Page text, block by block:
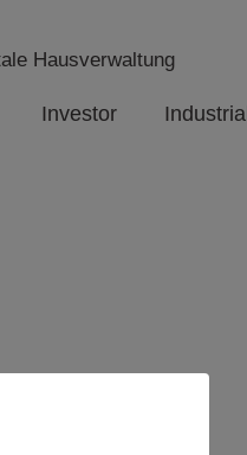
Hausverwaltung
Investor Industrial